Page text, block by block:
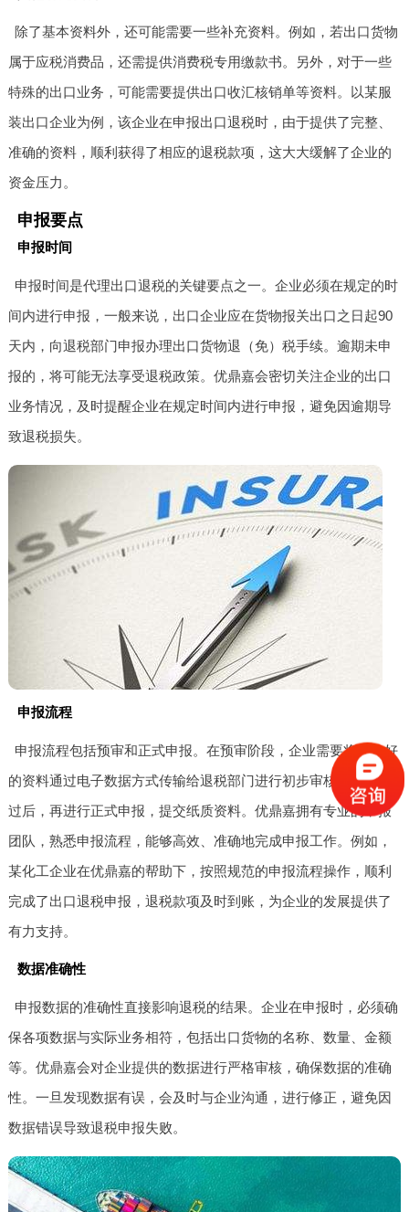
除了基本资料外，还可能需要一些补充资料。例如，若出口货物
属于应税消费品，还需提供消费税专用缴款书。另外，对于一些
特殊的出口业务，可能需要提供出口收汇核销单等资料。以某服
装出口企业为例，该企业在申报出口退税时，由于提供了完整、
准确的资料，顺利获得了相应的退税款项，这大大缓解了企业的
资金压力。
申报要点
申报时间
申报时间是代理出口退税的关键要点之一。企业必须在规定的时
间内进行申报，一般来说，出口企业应在货物报关出口之日起90
天内，向退税部门申报办理出口货物退（免）税手续。逾期未申
报的，将可能无法享受退税政策。优鼎嘉会密切关注企业的出口
业务情况，及时提醒企业在规定时间内进行申报，避免因逾期导
致退税损失。
申报流程
申报流程包括预审和正式申报。在预审阶段，企业需要将准备好
的资料通过电子数据方式传输给退税部门进行初步审核。审核通
过后，再进行正式申报，提交纸质资料。优鼎嘉拥有专业的申报
团队，熟悉申报流程，能够高效、准确地完成申报工作。例如，
某化工企业在优鼎嘉的帮助下，按照规范的申报流程操作，顺利
完成了出口退税申报，退税款项及时到账，为企业的发展提供了
有力支持。
数据准确性
申报数据的准确性直接影响退税的结果。企业在申报时，必须确
保各项数据与实际业务相符，包括出口货物的名称、数量、金额
等。优鼎嘉会对企业提供的数据进行严格审核，确保数据的准确
性。一旦发现数据有误，会及时与企业沟通，进行修正，避免因
数据错误导致退税申报失败。